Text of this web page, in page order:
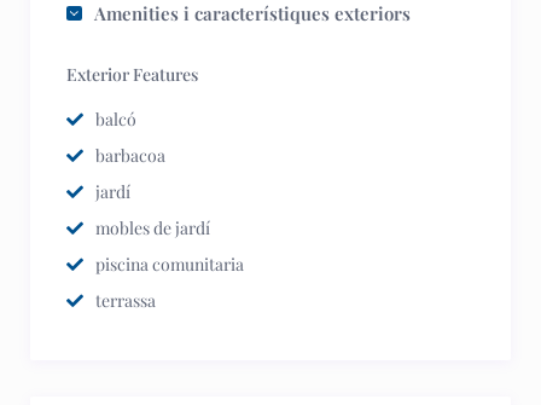
Amenities i característiques exteriors
Exterior Features
balcó
barbacoa
jardí
mobles de jardí
piscina comunitaria
terrassa